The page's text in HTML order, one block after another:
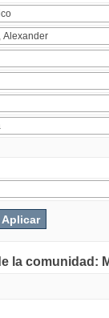
la comunidad: